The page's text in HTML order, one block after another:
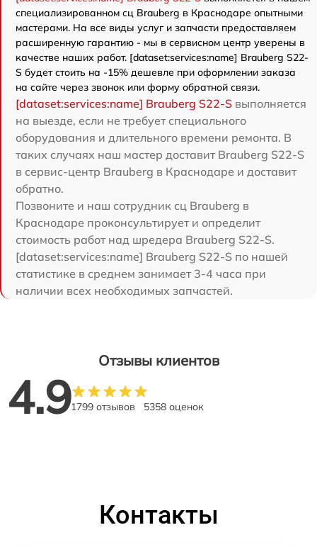
специализированном сц Brauberg в Краснодаре опытными
мастерами. На все виды услуг и запчасти предоставляем
расширенную гарантию - мы в сервисном центр уверены в
качестве наших работ. [dataset:services:name] Brauberg S22-
S будет стоить на -15% дешевле при оформлении заказа
на сайте через звонок или форму обратной связи.
[dataset:services:name] Brauberg S22-S выполняется
на выезде, если не требует специального
оборудования и длительного времени ремонта. В
таких случаях наш мастер доставит Brauberg S22-S
в сервис-центр Brauberg в Краснодаре и доставит
обратно.
Позвоните и наш сотрудник сц Brauberg в
Краснодаре проконсультирует и определит
стоимость работ над шредера Brauberg S22-S.
[dataset:services:name] Brauberg S22-S по нашей
статистике в среднем занимает 3-4 часа при
наличии всех необходимых запчастей.
Отзывы клиентов
4.91799 отзывов 5358 оценок
Контакты